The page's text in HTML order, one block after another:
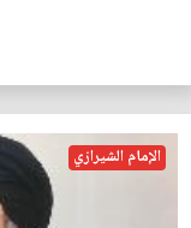
الإمام الشيرازي